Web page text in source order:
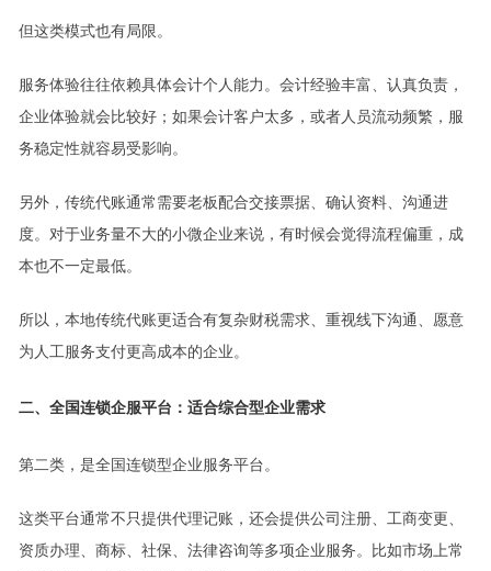
但这类模式也有局限。
服务体验往往依赖具体会计个人能力。会计经验丰富、认真负责，
企业体验就会比较好；如果会计客户太多，或者人员流动频繁，服
务稳定性就容易受影响。
另外，传统代账通常需要老板配合交接票据、确认资料、沟通进
度。对于业务量不大的小微企业来说，有时候会觉得流程偏重，成
本也不一定最低。
所以，本地传统代账更适合有复杂财税需求、重视线下沟通、愿意
为人工服务支付更高成本的企业。
二、全国连锁企服平台：适合综合型企业需求
第二类，是全国连锁型企业服务平台。
这类平台通常不只提供代理记账，还会提供公司注册、工商变更、
资质办理、商标、社保、法律咨询等多项企业服务。比如市场上常